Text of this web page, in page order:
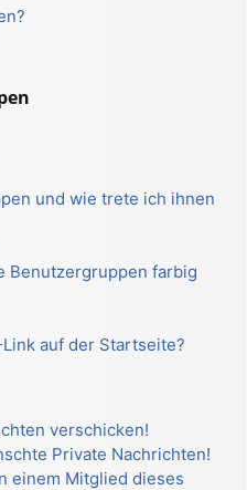
und wie trete ich ihnen
Benutzergruppen farbig
Link auf der Startseite?
verschicken!
Private Nachrichten!
einem Mitglied dieses